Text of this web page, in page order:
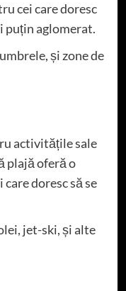
cei care doresc
puțin aglomerat.
și zone de
activitățile sale
plajă oferă o
doresc să se
jet-ski, și alte